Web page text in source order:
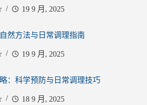
19 9 月, 2025
然方法与日常调理指南
19 9 月, 2025
：科学预防与日常调理技巧
18 9 月, 2025